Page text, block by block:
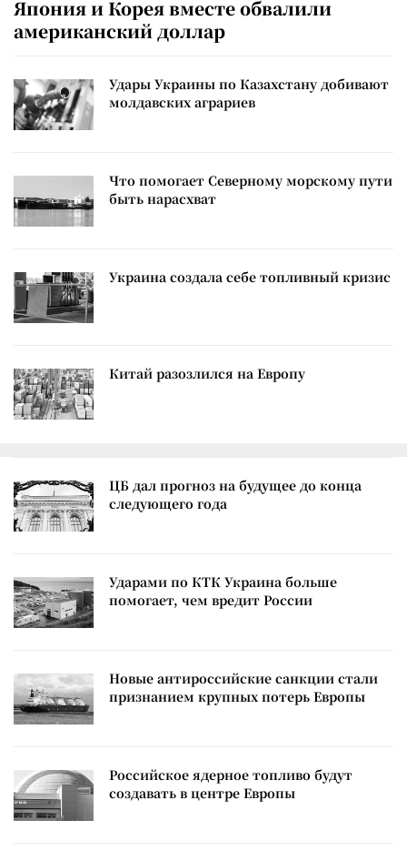
Япония и Корея вместе обвалили
американский доллар
Удары Украины по Казахстану добивают
молдавских аграриев
Что помогает Северному морскому пути
быть нарасхват
Украина создала себе топливный кризис
Китай разозлился на Европу
ЦБ дал прогноз на будущее до конца
следующего года
Ударами по КТК Украина больше
помогает, чем вредит России
Новые антироссийские санкции стали
признанием крупных потерь Европы
Российское ядерное топливо будут
создавать в центре Европы